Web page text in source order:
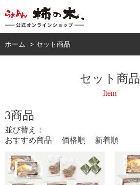
ホーム セット商品
セット商品
Item
3商品
並び替え：
おすすめ商品
価格順 新着順